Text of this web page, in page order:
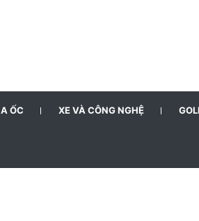
ỐC XE VÀ CÔNG NGHỆ
2030